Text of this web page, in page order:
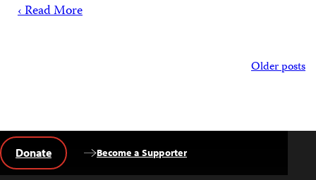
Read More ›
Posts
Older posts
Become a Supporter
Donate